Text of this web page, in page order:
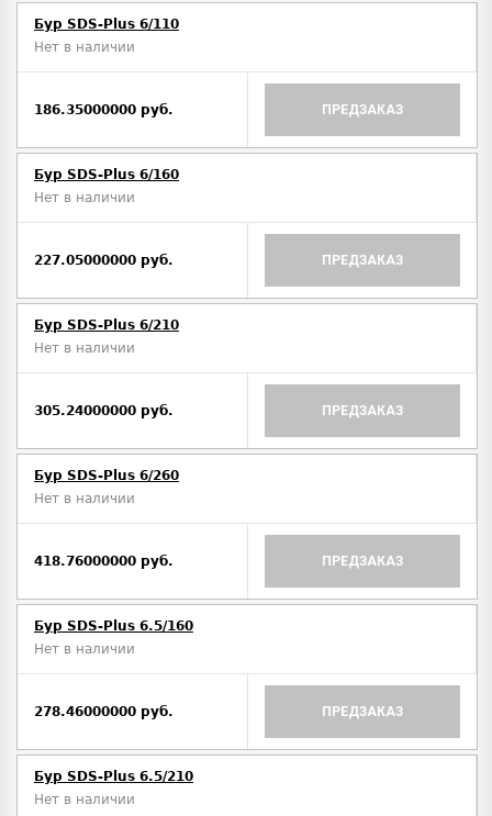
Бур SDS-Plus 6/110
Нет в наличии
186.35000000 руб. ПРЕДЗАКАЗ
Бур SDS-Plus 6/160
Нет в наличии
227.05000000 руб. ПРЕДЗАКАЗ
Бур SDS-Plus 6/210
Нет в наличии
305.24000000 руб. ПРЕДЗАКАЗ
Бур SDS-Plus 6/260
Нет в наличии
418.76000000 руб. ПРЕДЗАКАЗ
Бур SDS-Plus 6.5/160
Нет в наличии
278.46000000 руб. ПРЕДЗАКАЗ
Бур SDS-Plus 6.5/210
Нет в наличии